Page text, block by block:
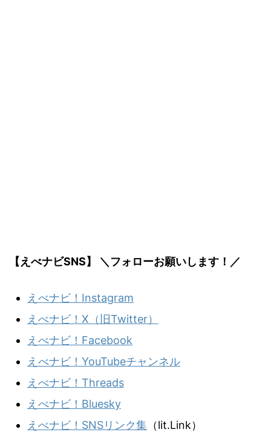
【えべナビSNS】 ＼フォローお願いします！／
えべナビ！Instagram
えべナビ！X（旧Twitter）
えべナビ！Facebook
えべナビ！YouTubeチャンネル
えべナビ！Threads
えべナビ！Bluesky
えべナビ！SNSリンク集 （lit.Link）